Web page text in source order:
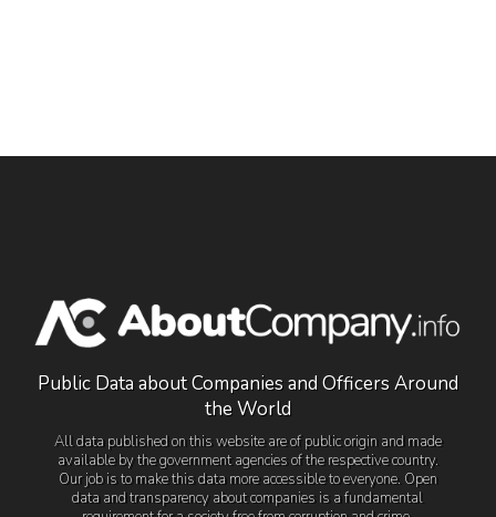
Public Data about Companies and Officers Around
the World
All data published on this website are of public origin and made
available by the government agencies of the respective country.
Our job is to make this data more accessible to everyone. Open
data and transparency about companies is a fundamental